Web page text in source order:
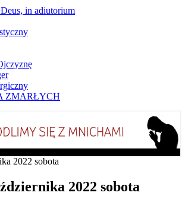
in adiutorium
ZMARŁYCH
adiutorium
się z mnichami
2022 sobota
2022 sobota